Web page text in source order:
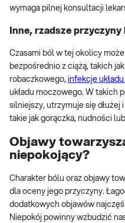
wymaga pilnej konsultacji
Inne, rzadsze
Czasami ból w tej okolicy
bezpośrednio z ciążą, takich
robaczkowego, infekcje
układu moczowego. W takich
silniejszy, utrzymuje się dłużej
takie jak gorączka, nudności
Objawy
niepokojący?
Charakter bólu oraz objawy
dla oceny jego przyczyny.
dodatkowych objawów
Niepokój powinny wzbudzić